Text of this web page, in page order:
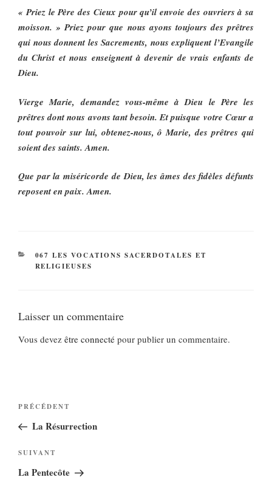
« Priez le Père des Cieux pour qu’il envoie des ouvriers à sa
moisson. » Priez pour que nous ayons toujours des prêtres
qui nous donnent les Sacrements, nous expliquent l’Evangile
du Christ et nous enseignent à devenir de vrais enfants de
Dieu.
Vierge Marie, demandez vous-même à Dieu le Père les
prêtres dont nous avons tant besoin. Et puisque votre Cœur a
tout pouvoir sur lui, obtenez-nous, ô Marie, des prêtres qui
soient des saints. Amen.
Que par la miséricorde de Dieu, les âmes des fidèles défunts
reposent en paix. Amen.
CATÉGORIES
067 LES VOCATIONS SACERDOTALES ET
RELIGIEUSES
Laisser un commentaire
Vous devez être connecté pour publier un commentaire.
Navigation
l’article
Article
précédent
PRÉCÉDENT
La Résurrection
Article
suivant
SUIVANT
La Pentecôte